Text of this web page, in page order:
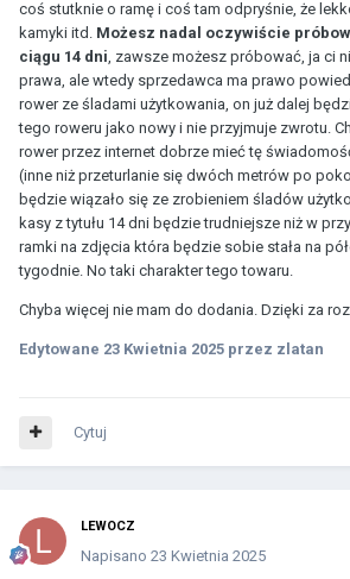
coś stutknie o ramę i coś tam odpryśnie, że
kamyki itd. Możesz nadal oczywiście
ciągu 14 dni, zawsze możesz próbować, ja ci
prawa, ale wtedy sprzedawca ma prawo
rower ze śladami użytkowania, on już dalej
tego roweru jako nowy i nie przyjmuje zwrotu.
rower przez internet dobrze mieć tę
(inne niż przeturlanie się dwóch metrów po
będzie wiązało się ze zrobieniem śladów
kasy z tytułu 14 dni będzie trudniejsze niż w
ramki na zdjęcia która będzie sobie stała na
tygodnie. No taki charakter tego towaru.
Chyba więcej nie mam do dodania. Dzięki za
Edytowane 23 Kwietnia 2025 przez zlatan
Cytuj
LEWOCZ
Napisano 23 Kwietnia 2025